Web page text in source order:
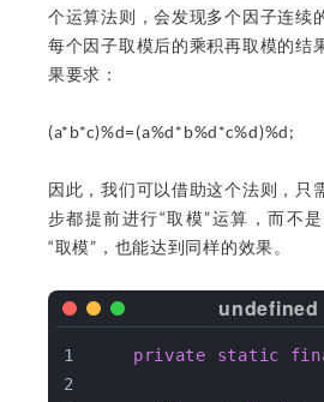
个运算法则，会发现多个因子连续
每个因子取模后的乘积再取模的结
果要求：
(a*b*c)%d=(a%d*b%d*c%d)%d;
因此，我们可以借助这个法则，只
步都提前进行“取模”运算，而不
“取模”，也能达到同样的效果。
private static